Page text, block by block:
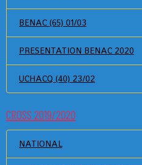
BENAC (65) 01/03
PRESENTATION BENAC 2020
UCHACQ (40) 23/02
CROSS 2019/2020
NATIONAL